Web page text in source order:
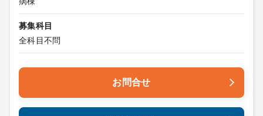
募集科目
全科目不問
お問合せ